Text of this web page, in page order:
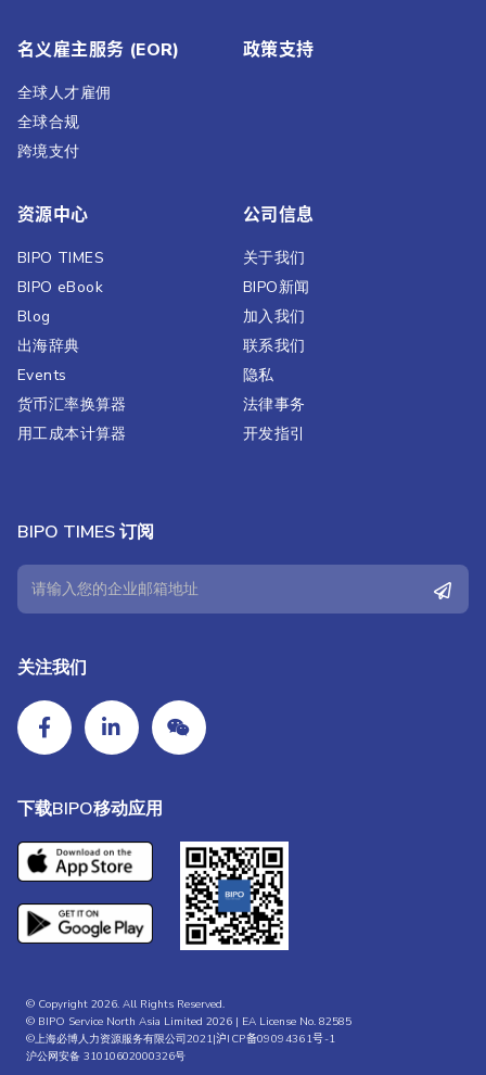
名义雇主服务 (EOR)
全球人才雇佣
全球合规
跨境支付
政策支持
资源中心
BIPO TIMES
BIPO eBook
Blog
出海辞典
Events
货币汇率换算器
用工成本计算器
公司信息
关于我们
BIPO新闻​
加入我们
联系我们
隐私
法律事务
开发指引
BIPO TIMES 订阅
关注我们
下载BIPO移动应用
© Copyright 2026. All Rights Reserved.
© BIPO Service North Asia Limited 2026 | EA License No. 82585
©上海必博人力资源服务有限公司2021|沪ICP备09094361号-1
沪公网安备 31010602000326号